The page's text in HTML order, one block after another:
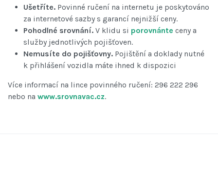
Ušetříte. Povinné ručení na internetu je poskytováno
za internetové sazby s garancí nejnižší ceny.
Pohodlné srovnání. V klidu si porovnánte ceny a
služby jednotlivých pojišťoven.
Nemusíte do pojišťovny. Pojištění a doklady nutné
k přihlášení vozidla máte ihned k dispozici
Více informací na lince povinného ručení: 296 222 296
nebo na www.srovnavac.cz.